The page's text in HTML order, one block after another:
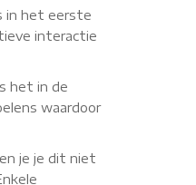
in het eerste
interactie
het in de
waardoor
je je dit niet